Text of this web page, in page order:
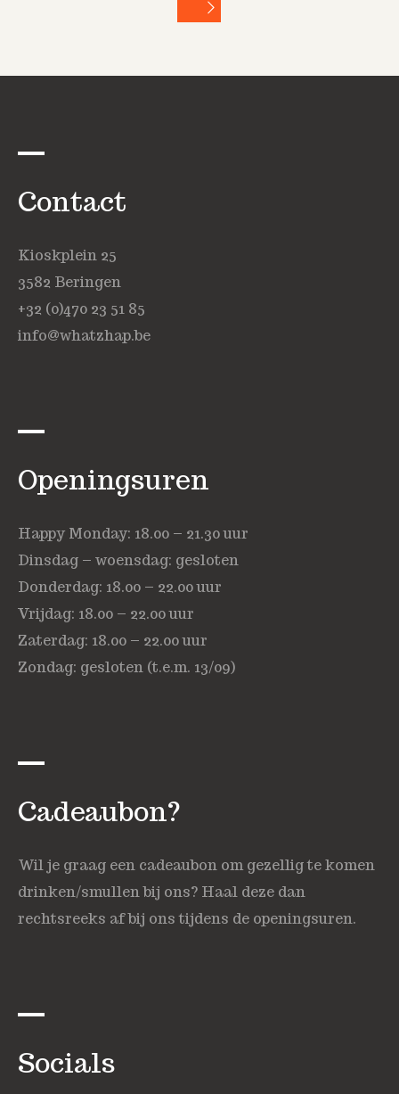
Contact
Kioskplein 25
3582 Beringen
+32 (0)470 23 51 85
info@whatzhap.be
Openingsuren
Happy Monday: 18.00 – 21.30 uur
Dinsdag – woensdag: gesloten
Donderdag: 18.00 – 22.00 uur
Vrijdag: 18.00 – 22.00 uur
Zaterdag: 18.00 – 22.00 uur
Zondag: gesloten (t.e.m. 13/09)
Cadeaubon?
Wil je graag een cadeaubon om gezellig te komen
drinken/smullen bij ons? Haal deze dan
rechtsreeks af bij ons tijdens de openingsuren.
Socials